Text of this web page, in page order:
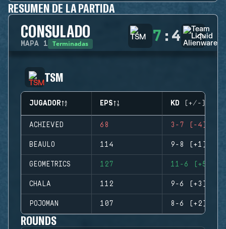
RESUMEN DE LA PARTIDA
CONSULADO
MAPA 1 Terminadas 7 : 4
TSM
JUGADOR EPS KD (+/-)
ACHIEVED 68 3-7 (-4)
BEAULO 114 9-8 (+1)
GEOMETRICS 127 11-6 (+5)
CHALA 112 9-6 (+3)
POJOMAN 107 8-6 (+2)
ROUNDS